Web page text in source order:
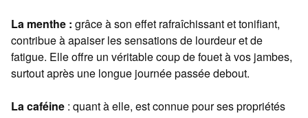
La menthe : grâce à son effet rafraîchissant et tonifiant,
contribue à apaiser les sensations de lourdeur et de
fatigue. Elle offre un véritable coup de fouet à vos jambes,
surtout après une longue journée passée debout.
La caféine : quant à elle, est connue pour ses propriétés